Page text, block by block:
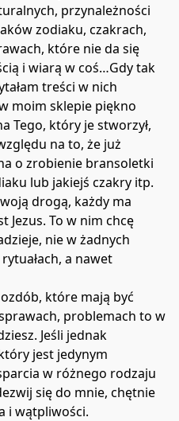
przynależności
zodiaku, czakrach,
które nie da się
i wiarą w coś…Gdy tak
treści w nich
moim sklepie piękno
Tego, który je stworzył,
na to, że już
o zrobienie bransoletki
lub jakiejś czakry itp.
drogą, każdy ma
Jezus. To w nim chcę
nie w żadnych
a nawet
które mają być
problemach to w
Jeśli jednak
jest jedynym
w różnego rodzaju
się do mnie, chętnie
i wątpliwości.